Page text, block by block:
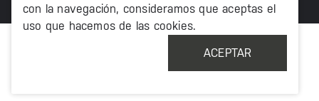
con la navegación, consideramos que aceptas el
uso que hacemos de las cookies.
ACEPTAR